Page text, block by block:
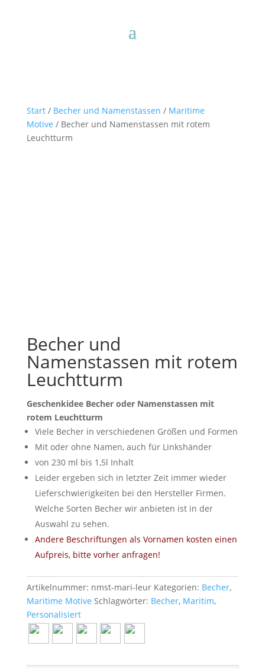
Start/ Becher und Namenstassen / Maritime
Motive / Becher und Namenstassen mit rotem
Leuchtturm
Becher und
Namenstassen mit rotem
Leuchtturm
Geschenkidee Becher oder Namenstassen mit
rotem Leuchtturm
Viele Becher in verschiedenen Größen und Formen
Mit oder ohne Namen, auch für Linkshänder
von 230 ml bis 1,5l Inhalt
Leider ergeben sich in letzter Zeit immer wieder
Lieferschwierigkeiten bei den Hersteller Firmen.
Welche Sorten Becher wir anbieten ist in der
Auswahl zu sehen.
Andere Beschriftungen als Vornamen kosten einen
Aufpreis, bitte vorher anfragen!
Artikelnummer: nmst-mari-leur Kategorien: Becher,
Maritime Motive Schlagwörter: Becher, Maritim,
Personalisiert